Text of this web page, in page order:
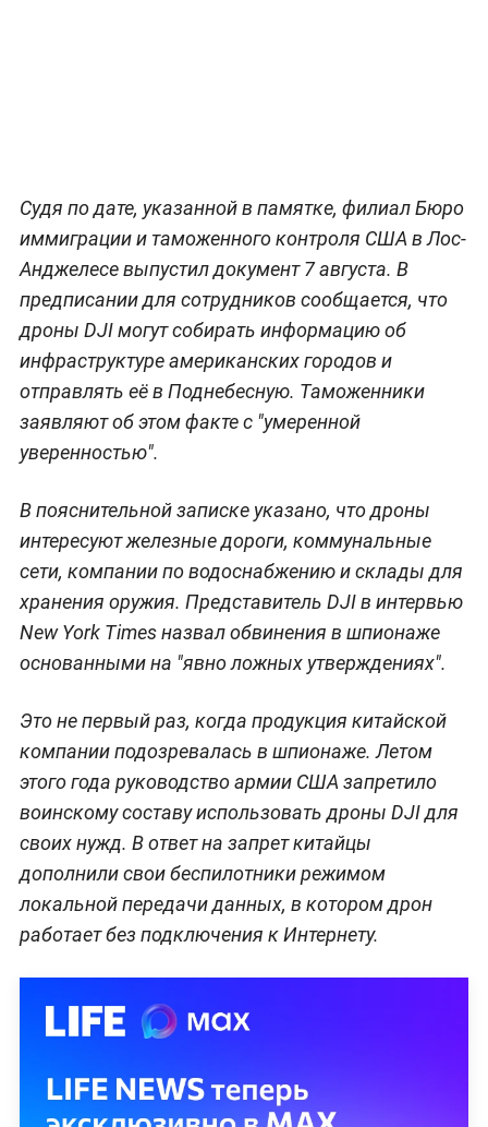
Судя по дате, указанной в памятке, филиал Бюро
иммиграции и таможенного контроля США в Лос-
Анджелесе выпустил документ 7 августа. В
предписании для сотрудников сообщается, что
дроны DJI могут собирать информацию об
инфраструктуре американских городов и
отправлять её в Поднебесную. Таможенники
заявляют об этом факте с "умеренной
уверенностью".
В пояснительной записке указано, что дроны
интересуют железные дороги, коммунальные
сети, компании по водоснабжению и склады для
хранения оружия. Представитель DJI в интервью
New York Times назвал обвинения в шпионаже
основанными на "явно ложных утверждениях".
Это не первый раз, когда продукция китайской
компании подозревалась в шпионаже. Летом
этого года руководство армии США запретило
воинскому составу использовать дроны DJI для
своих нужд. В ответ на запрет китайцы
дополнили свои беспилотники режимом
локальной передачи данных, в котором дрон
работает без подключения к Интернету.